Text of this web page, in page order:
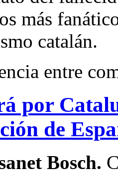
más
catalán.
entre
por
de
Bosch.